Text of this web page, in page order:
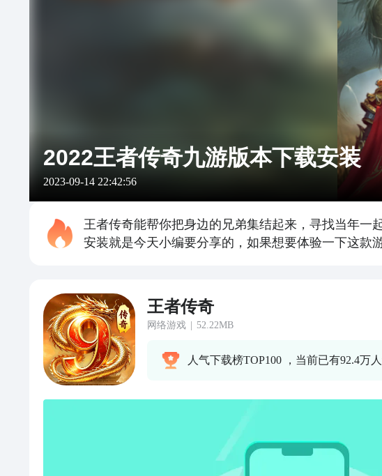
2022王者传奇九游版本下载安装
2023-09-14 22:42:56
王者传奇能帮你把身边的兄弟集结起来，寻找当年一
安装就是今天小编要分享的，如果想要体验一下这款
王者传奇
网络游戏 52.22MB
人气下载榜TOP100 ，当前已有92.4万